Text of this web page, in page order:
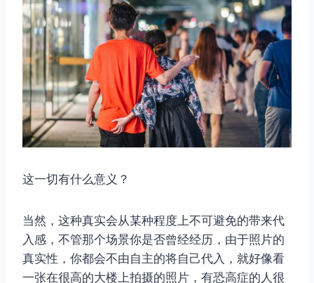
这一切有什么意义？
当然，这种真实会从某种程度上不可避免的带来代
入感，不管那个场景你是否曾经经历，由于照片的
真实性，你都会不由自主的将自己代入，就好像看
一张在很高的大楼上拍摄的照片，有恐高症的人很